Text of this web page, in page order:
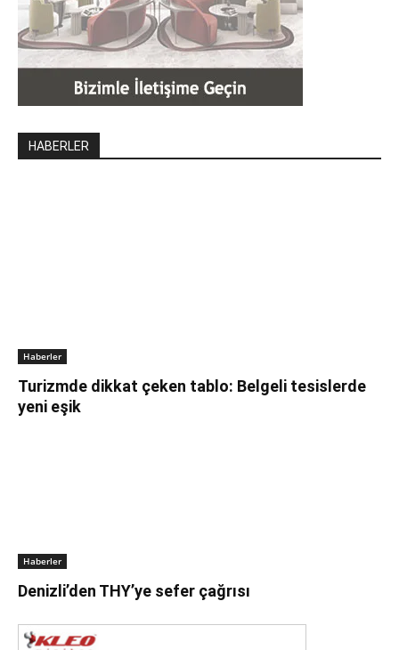
HABERLER
Haberler
Turizmde dikkat çeken tablo: Belgeli tesislerde
yeni eşik
Haberler
Denizli’den THY’ye sefer çağrısı